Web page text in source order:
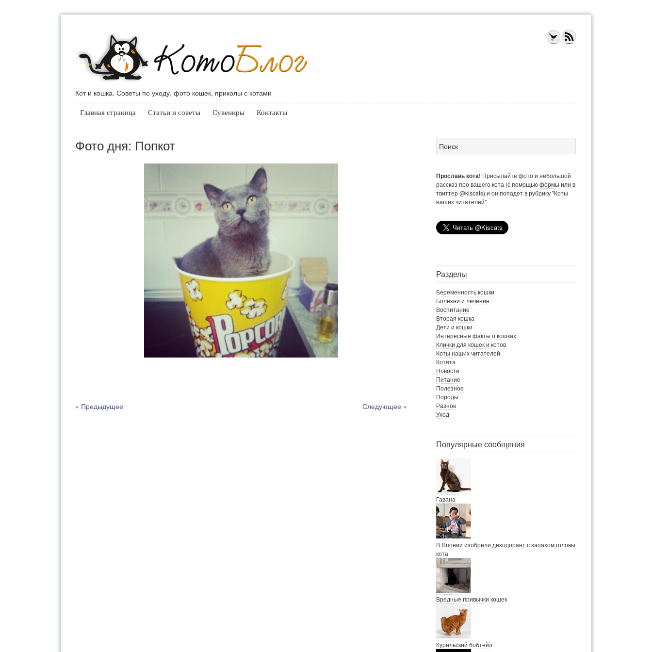
Кот и кошка. Советы по уходу, фото кошек, приколы с котами
Главная страница Статьи и советы Сувениры Контакты
Фото дня: Попкот
Следующее »
« Предыдущее
Прославь кота! Присылайте фото и небольшой
рассказ про вашего кота (с помощьюформы или в
твиттер @kiscats) и он попадет в рубрику "Коты
наших читателей"
Разделы
Беременность кошки
Болезни и лечение
Воспитание
Вторая кошка
Дети и кошки
Интересные факты о кошках
Клички для кошек и котов
Коты наших читателей
Котята
Новости
Питание
Полезное
Породы
Разное
Уход
Популярные сообщения
Гавана
В Японии изобрели дезодорант с запахом головы
кота
Вредные привычки кошек
Курильский бобтейл